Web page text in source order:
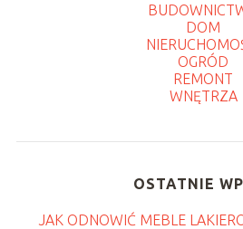
DOM
OGRÓD
REMONT
WNĘTRZA
OSTATNIE
JAK ODNOWIĆ MEBLE